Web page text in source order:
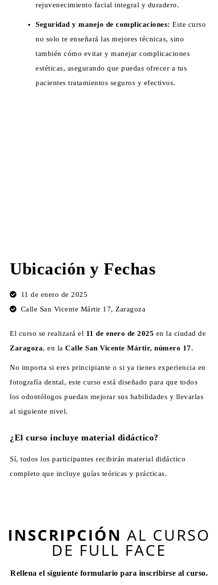
rejuvenecimiento facial integral y duradero.
Seguridad y manejo de complicaciones: Este curso
no solo te enseñará las mejores técnicas, sino
también cómo evitar y manejar complicaciones
estéticas, asegurando que puedas ofrecer a tus
pacientes tratamientos seguros y efectivos.
Ubicación y Fechas
11 de enero de 2025
Calle San Vicente Mártir 17, Zaragoza
El curso se realizará el 11 de enero de 2025 en la ciudad de
Zaragoza, en la Calle San Vicente Mártir, número 17.
No importa si eres principiante o si ya tienes experiencia en
fotografía dental, este curso está diseñado para que todos
los odontólogos puedan mejorar sus habilidades y llevarlas
al siguiente nivel.
¿El curso incluye material didáctico?
Sí, todos los participantes recibirán material didáctico
completo que incluye guías teóricas y prácticas.
INSCRIPCIÓN AL CURSO
DE FULL FACE
Rellena el siguiente formulario para inscribirse al curso.